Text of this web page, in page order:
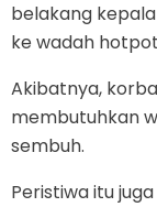
belakang
ke wadah
Akibatnya,
membutuhkan
sembuh.
Peristiwa itu